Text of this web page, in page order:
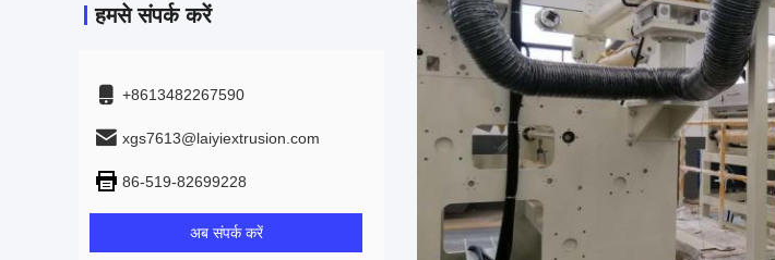
हमसे संपर्क करें
+8613482267590
xgs7613@laiyiextrusion.com
86-519-82699228
अब संपर्क करें